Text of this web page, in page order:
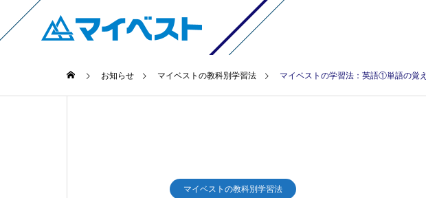
お知らせ マイベストの教科別学習法 マイベストの学習法：英語①単語の覚
マイベストの教科別学習法